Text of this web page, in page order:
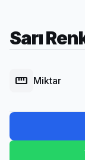
Sarı
straighten Miktar